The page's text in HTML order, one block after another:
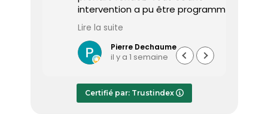
intervention a pu être programmée
dès le lundi matin.
Le diagnostiqueur est arrivé à
l’heure, a été très professionnel,
efficace et a pris le temps de
Le rapport de diagnostic m’a été
transmis dès le lundi soir, ce qui est
Lire la suite
Pierre Dechaume
il y a 1 semaine
Certifié par: Trustindex